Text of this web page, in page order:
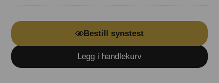
Legg i handlekurv
Bestill synstest